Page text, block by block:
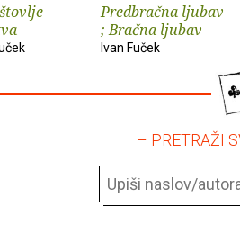
Predbračna ljubav
; Bračna ljubav
Ivan Fuček
– PRETRAŽI